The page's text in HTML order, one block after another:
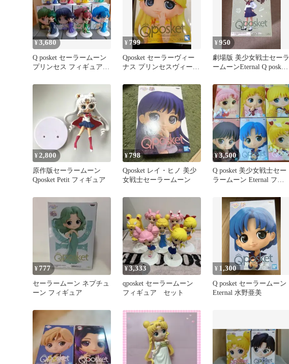
¥3,680
Q posket セーラームーン
プリンセス フィギュア 8
¥ 799
Qposket セーラーヴィー
ナス プリンセスヴィーナ
¥950
劇場版 美少女戦士セーラ
ームーンEternal Q posket
¥2,800
原作版セーラームーン
Qposket Petit フィギュア
¥798
Qposket レイ・ヒノ 美少
女戦士セーラームーン
¥3,500
Q posket 美少女戦士セー
ラームーン Eternal フィ
¥ 777
セーラームーン ネプチュ
ーン フィギュア
¥3,333
qposket セーラームーン
フィギュア セット
¥ 1,300
Q posket セーラームーン
Eternal 水野亜美